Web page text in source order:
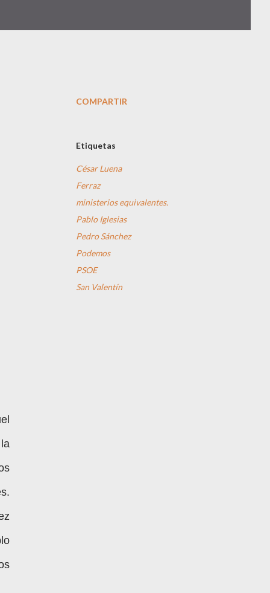
COMPARTIR
Etiquetas
César Luena
Ferraz
ministerios equivalentes.
Pablo Iglesias
Pedro Sánchez
Podemos
PSOE
San Valentín